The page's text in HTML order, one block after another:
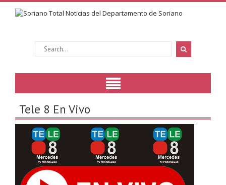
Tele 8 En Vivo